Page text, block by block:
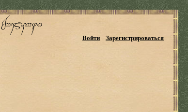
Войти Зарегистрироваться